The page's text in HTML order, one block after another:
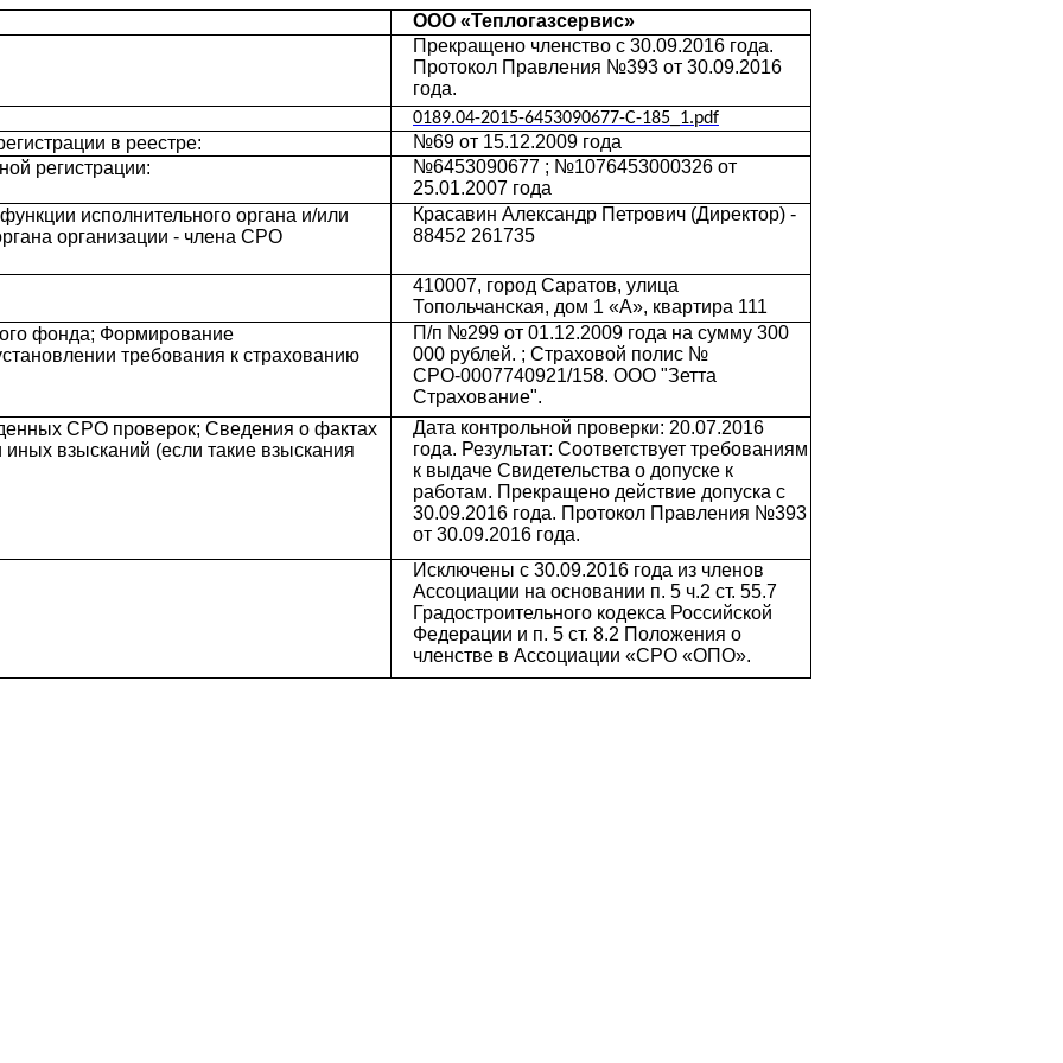
OOO «Теплогазсервис»
Прекращено членство с 30.09.2016 года.
Протокол Правления №393 от 30.09.2016
года.
0189.04-2015-6453090677-C-185_1.pdf
в реестре:
№69 от 15.12.2009 года
регистрации:
№6453090677 ; №1076453000326 от
25.01.2007 года
исполнительного органа и/или
организации - члена СРО
Красавин Александр Петрович (Директор) -
88452 261735
410007, город Саратов, улица
Топольчанская, дом 1 «А», квартира 111
фонда; Формирование
требования к страхованию
П/п №299 от 01.12.2009 года на сумму 300
000 рублей. ; Страховой полис №
СРО-0007740921/158. ООО "Зетта
Страхование".
СРО проверок; Сведения о фактах
взысканий (если такие взыскания
Дата контрольной проверки: 20.07.2016
года. Результат: Соответствует требованиям
к выдаче Свидетельства о допуске к
работам. Прекращено действие допуска с
30.09.2016 года. Протокол Правления №393
от 30.09.2016 года.
Исключены с 30.09.2016 года из членов
Ассоциации на основании п. 5 ч.2 ст. 55.7
Градостроительного кодекса Российской
Федерации и п. 5 ст. 8.2 Положения о
членстве в Ассоциации «СРО «ОПО».